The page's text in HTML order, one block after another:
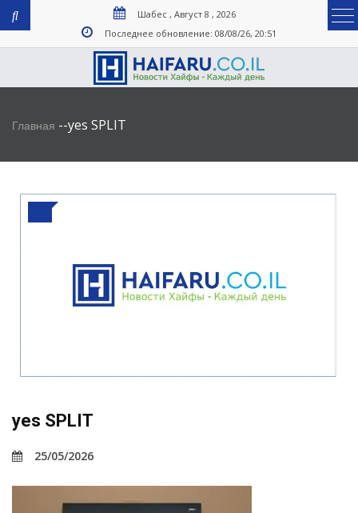
Шабес , Август 8 , 2026
Последнее обновление: 08/08/26, 20:51
Главная --yes SPLIT
yes SPLIT
25/05/2026